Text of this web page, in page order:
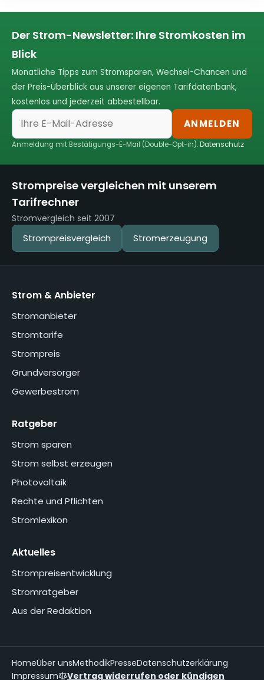
Der Strom-Newsletter: Ihre Stromkosten im
Blick
Monatliche Tipps zum Stromsparen, Wechsel-Chancen und
der Preis-Überblick aus unserer eigenen Tarifdatenbank,
kostenlos und jederzeit abbestellbar.
ANMELDEN
Anmeldung mit Bestätigungs-E-Mail (Double-Opt-in).Datenschutz
Strompreise vergleichen mit unserem
Tarifrechner
Stromvergleich seit 2007
Strompreisvergleich Stromerzeugung
Strom & Anbieter
Stromanbieter
Stromtarife
Strompreis
Grundversorger
Gewerbestrom
Ratgeber
Strom sparen
Strom selbst erzeugen
Photovoltaik
Rechte und Pflichten
Stromlexikon
Aktuelles
Strompreisentwicklung
Stromratgeber
Aus der Redaktion
HomeÜber unsMethodikPresseDatenschutzerklärung
Impressum
Vertrag widerrufen oder kündigen